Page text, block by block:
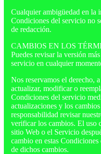
Cualquier ambigüedad en la
Condiciones del servicio no
de redacción.
CAMBIOS EN LOS
Puedes revisar la versión
servicio en cualquier
Nos reservamos el derecho,
actualizar, modificar o
Condiciones del servicio
actualizaciones y los
responsabilidad revisar
verificar los cambios. El uso
sitio Web o el Servicio
cambio en estas
de dichos cambios.